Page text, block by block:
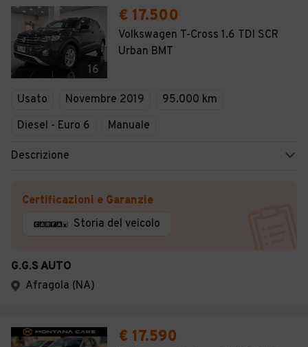
16
€ 17.500
Volkswagen T-Cross 1.6 TDI SCR
Urban BMT
Usato Novembre 2019
95.000 km
Diesel - Euro 6
Manuale
Descrizione
Certificazioni e Garanzie
Storia del veicolo
G.G.S AUTO
Afragola (NA)
€ 17.590